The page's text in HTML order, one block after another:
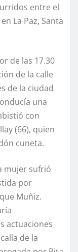
entre el
La Paz, Santa
de las 17.30
de la calle
de la ciudad
una
con
(66), quien
cuneta.
mujer sufrió
por
Muñiz.
actuaciones
de la